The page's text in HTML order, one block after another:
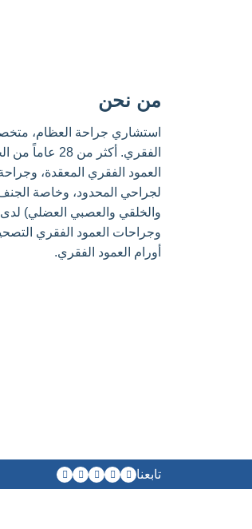
من نحن
استشاري جراحة العظام،
الفقري. أكثر
العمود الفقري المعقدة،
لجراحي المحدود، وخاصة
والخلقي والعصبي العضلي) لدى
وجراحات العمود الفقري
أورام العمود الفقري.
تابعنا